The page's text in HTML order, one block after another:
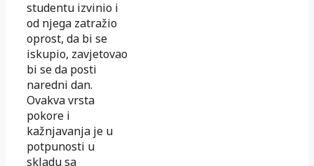
studentu izvinio i
od njega zatražio
oprost, da bi se
iskupio, zavjetovao
bi se da posti
naredni dan.
Ovakva vrsta
pokore i
kažnjavanja je u
potpunosti u
skladu sa